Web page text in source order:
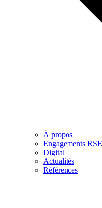
À propos
Engagements RSE
Digital
Actualités
Références